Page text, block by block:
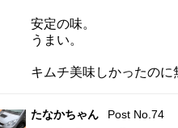
安定の味。
うまい。
キムチ美味しかったの
たなかちゃん Post No.74